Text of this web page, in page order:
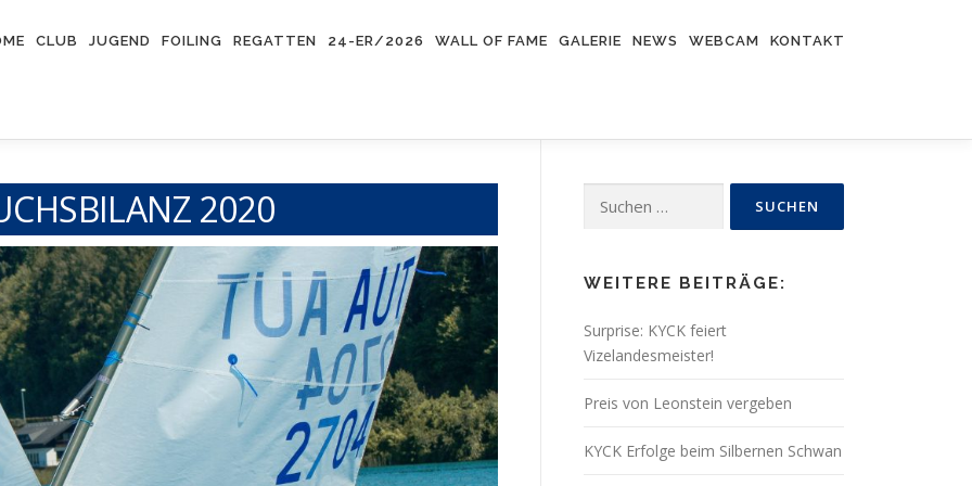
CLUB JUGEND FOILING REGATTEN 24-ER/2026 WALL OF FAME GALERIE NEWS WEBCAM KONTAKT
2020
nach:
WEITERE BEITRÄGE:
Surprise: KYCK feiert
Vizelandesmeister!
Preis von Leonstein vergeben
KYCK Erfolge beim Silbernen Schwan